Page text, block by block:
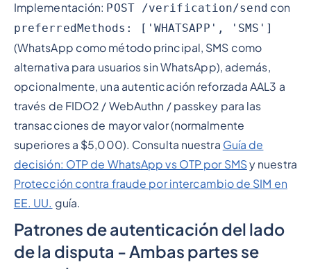
Implementación: POST /verification/send con
preferredMethods: ['WHATSAPP', 'SMS']
(WhatsApp como método principal, SMS como
alternativa para usuarios sin WhatsApp), además,
opcionalmente, una autenticación reforzada AAL3 a
través de FIDO2 / WebAuthn / passkey para las
transacciones de mayor valor (normalmente
superiores a $5,000). Consulta nuestra Guía de
decisión: OTP de WhatsApp vs OTP por SMSy nuestra
Protección contra fraude por intercambio de SIM en
EE. UU. guía.
Patrones de autenticación del lado
de la disputa - Ambas partes se